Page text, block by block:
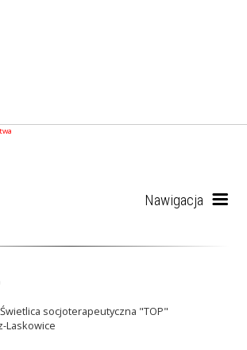
Nawigacja
Świetlica socjoterapeutyczna "TOP"
Laskowice